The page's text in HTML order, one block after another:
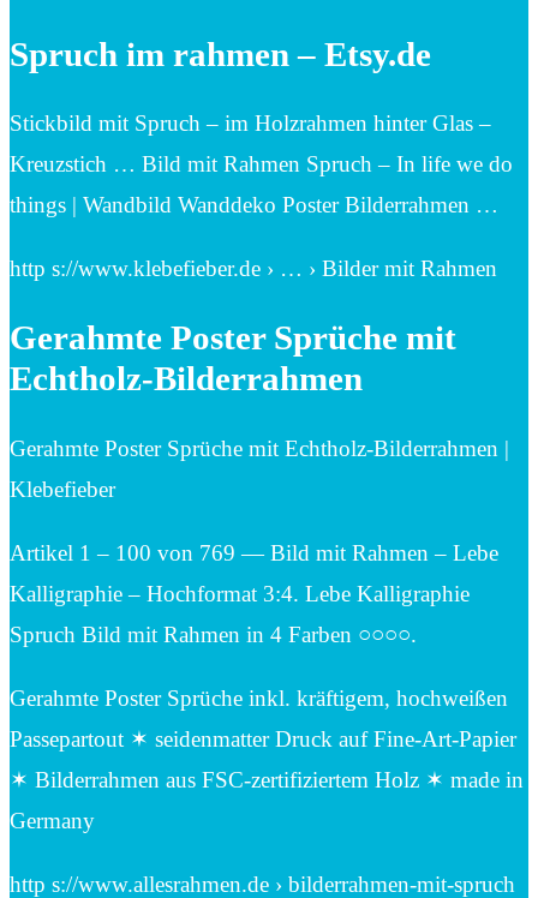
Spruch im rahmen – Etsy.de
Stickbild mit Spruch – im Holzrahmen hinter Glas –
Kreuzstich … Bild mit Rahmen Spruch – In life we do
things | Wandbild Wanddeko Poster Bilderrahmen …
http s://www.klebefieber.de › … › Bilder mit Rahmen
Gerahmte Poster Sprüche mit
Echtholz-Bilderrahmen
Gerahmte Poster Sprüche mit Echtholz-Bilderrahmen |
Klebefieber
Artikel 1 – 100 von 769 — Bild mit Rahmen – Lebe
Kalligraphie – Hochformat 3:4. Lebe Kalligraphie
Spruch Bild mit Rahmen in 4 Farben ○○○○.
Gerahmte Poster Sprüche inkl. kräftigem, hochweißen
Passepartout ✶ seidenmatter Druck auf Fine-Art-Papier
✶ Bilderrahmen aus FSC-zertifiziertem Holz ✶ made in
Germany
http s://www.allesrahmen.de › bilderrahmen-mit-spruch